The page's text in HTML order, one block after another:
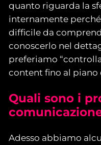
quanto riguarda la
internamente
difficile da
conoscerlo nel
preferiamo
content fino al piano
Quali sono i
Adesso abbiamo